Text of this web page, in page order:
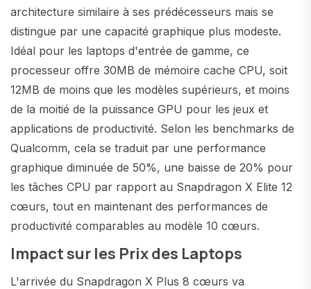
architecture similaire à ses prédécesseurs mais se
distingue par une capacité graphique plus modeste.
Idéal pour les laptops d'entrée de gamme, ce
processeur offre 30MB de mémoire cache CPU, soit
12MB de moins que les modèles supérieurs, et moins
de la moitié de la puissance GPU pour les jeux et
applications de productivité. Selon les benchmarks de
Qualcomm, cela se traduit par une performance
graphique diminuée de 50%, une baisse de 20% pour
les tâches CPU par rapport au Snapdragon X Elite 12
cœurs, tout en maintenant des performances de
productivité comparables au modèle 10 cœurs.
Impact sur les Prix des Laptops
L'arrivée du Snapdragon X Plus 8 cœurs va